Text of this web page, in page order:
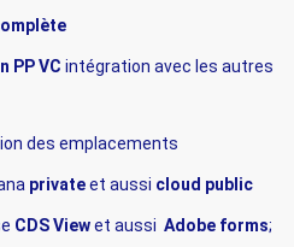
PP VC intégration avec les autres
des emplacements
privateet aussi cloud public
CDS Viewet aussiAdobe forms;